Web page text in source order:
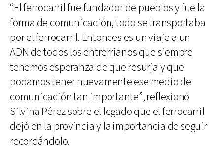
“El ferrocarril fue fundador de pueblos y fue la
forma de comunicación, todo se transportaba
por el ferrocarril. Entonces es un viaje a un
ADN de todos los entrerrianos que siempre
tenemos esperanza de que resurja y que
podamos tener nuevamente ese medio de
comunicación tan importante”, reflexionó
Silvina Pérez sobre el legado que el ferrocarril
dejó en la provincia y la importancia de seguir
recordándolo.